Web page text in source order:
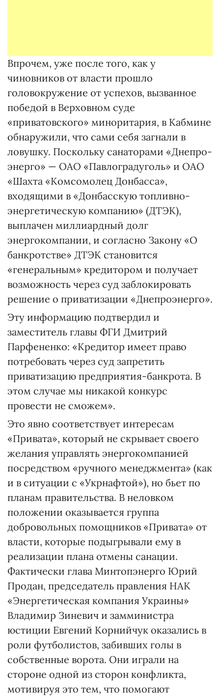
Впрочем, уже после того, как у
чиновников от власти прошло
головокружение от успехов, вызванное
победой в Верховном суде
«приватовского» миноритария, в Кабмине
обнаружили, что сами себя загнали в
ловушку. Поскольку санаторами «Днепро­
энерго» — ОАО «Павлоградуголь» и ОАО
«Шахта «Комсомолец Донбасса»,
входящими в «Донбас­скую топливно-
энергетическую компанию» (ДТЭК),
выплачен миллиардный долг
энергокомпании, и согласно Закону «О
банкротстве» ДТЭК становится
«генеральным» кредитором и получает
возможность через суд заблокировать
решение о приватизации «Днепроэнерго».
Эту информацию подтвердил и
заместитель главы ФГИ Дмит­рий
Парфененко: «Кредитор име­ет право
потребовать через суд запретить
приватизацию предприятия-банкрота. В
этом случае мы никакой конкурс
провести не сможем».
Это явно соответствует интересам
«Привата», который не скрывает своего
желания управлять энергокомпанией
посредством «ручного менеджмента» (как
и в ситуации с «Укрнафтой»), но бьет по
планам правительства. В неловком
положении оказывается группа
добровольных помощников «Привата» от
власти, которые подыгрывали ему в
реализа­ции плана отмены санации.
Фактически глава Минтопэнерго Юрий
Продан, председатель правления НАК
«Энергетическая компания Украины»
Владимир Зиневич и замминистра
юстиции Евгений Корнийчук оказались в
роли футболистов, забивших голы в
собственные ворота. Они играли на
стороне одной из сторон конфликта,
мотивируя это тем, что помогают